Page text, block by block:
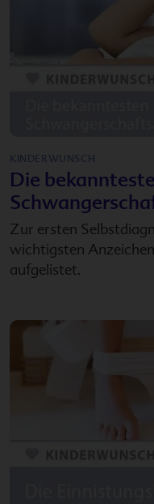
KINDERWUNSCH
Die
Zur ersten
wichtigsten
aufgelistet.